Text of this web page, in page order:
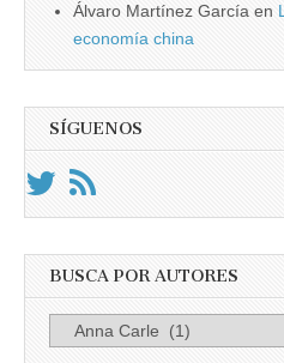
Álvaro Martínez García en
economía china
SÍGUENOS
BUSCA POR AUTORES